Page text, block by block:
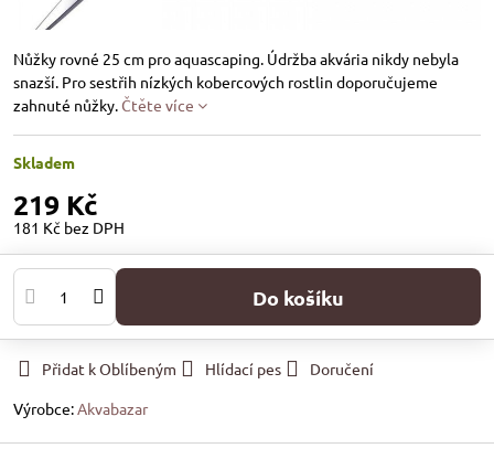
Nůžky rovné 25 cm pro aquascaping. Údržba akvária nikdy nebyla
snazší. Pro sestřih nízkých kobercových rostlin doporučujeme
zahnuté nůžky.Čtěte více
Skladem
219 Kč
181 Kč bez DPH
Do košíku
Přidat k Oblíbeným Hlídací pes
Doručení
Výrobce:Akvabazar